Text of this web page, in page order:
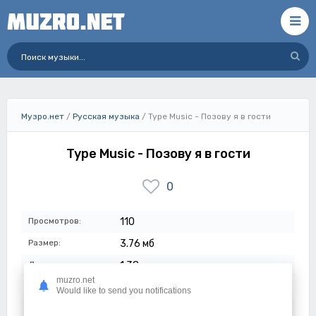
Музро.нет / Русская музыка / Type Music - Позову я в гости
Type Music - Позову я в гости
0
Просмотров: 110
Размер: 3.76 мб
Длительность: 1:38
Качество: 320 кбит/с
muzro.net
Would like to send you notifications